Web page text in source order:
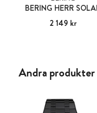
BERING HERR
Pris :2 149 kr
2 149 kr
Andra